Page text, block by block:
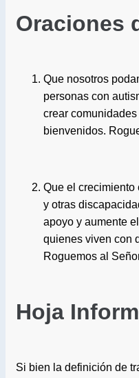
Oraciones
Que nosotros
personas con
crear
bienvenidos.
Que el crecimiento
y otras
apoyo y aumente
quienes viven con
Roguemos al
Hoja
Si bien la definición de